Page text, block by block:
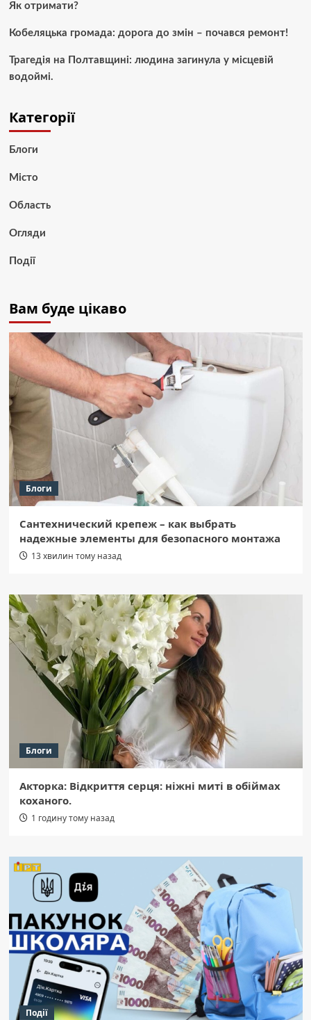
Як отримати?
Кобеляцька громада: дорога до змін – почався ремонт!
Трагедія на Полтавщині: людина загинула у місцевій
водоймі.
Категорії
Блоги
Місто
Область
Огляди
Події
Вам буде цікаво
Блоги
Сантехнический крепеж – как выбрать
надежные элементы для безопасного монтажа
13 хвилин тому назад
Блоги
Акторка: Відкриття серця: ніжні миті в обіймах
коханого.
1 годину тому назад
Події